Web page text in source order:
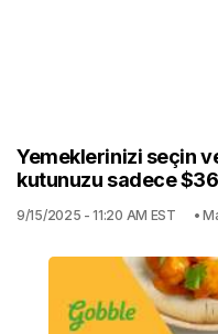
Yemeklerinizi seçin
kutunuzu sadece $36
9/15/2025 - 11:20 AM EST •